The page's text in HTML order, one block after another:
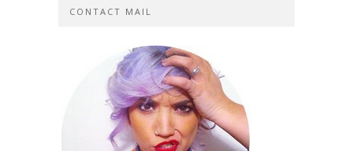
CONTACT MAIL